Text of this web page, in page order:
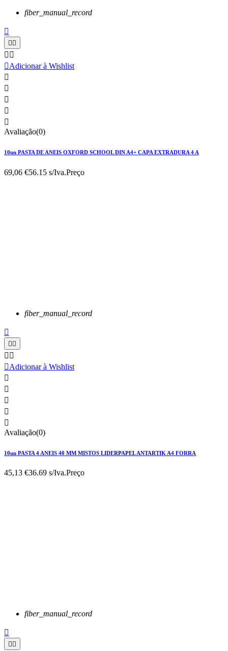
fiber_manual_record


 
Adicionar à Wishlist





Avaliação(0)
10un PASTA DE ANEIS OXFORD SCHOOL DIN A4+ CAPA EXTRADURA 4 A
69,06 €56.15 s/Iva.Preço
fiber_manual_record


 
Adicionar à Wishlist





Avaliação(0)
10un PASTA 4 ANEIS 40 MM MISTOS LIDERPAPEL ANTARTIK A4 FORRA
45,13 €36.69 s/Iva.Preço
fiber_manual_record

 